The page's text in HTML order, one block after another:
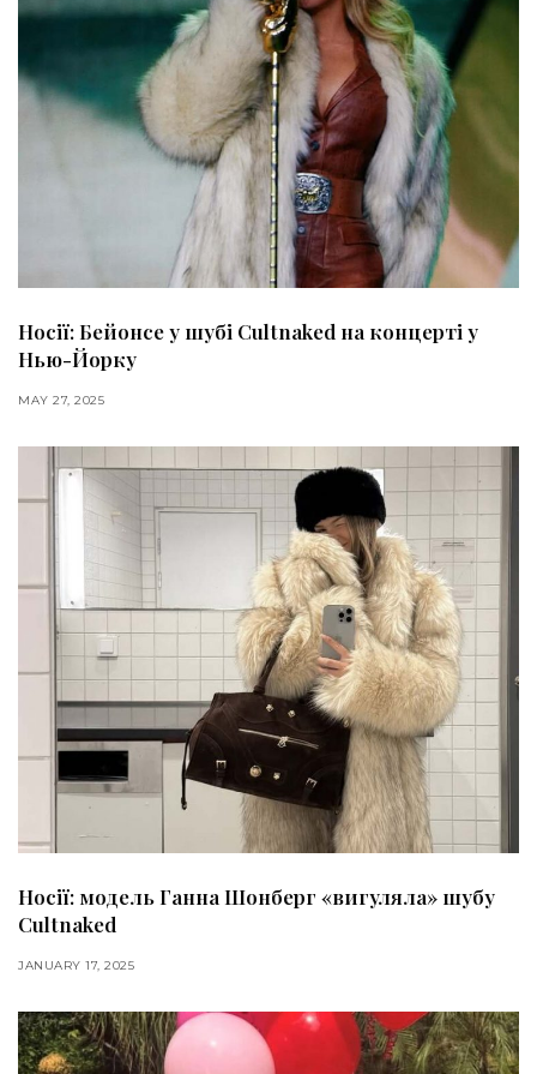
Носії: Бейонсе у шубі Cultnaked на концерті у
Нью-Йорку
MAY 27, 2025
Носії: модель Ганна Шонберг «вигуляла» шубу
Cultnaked
JANUARY 17, 2025